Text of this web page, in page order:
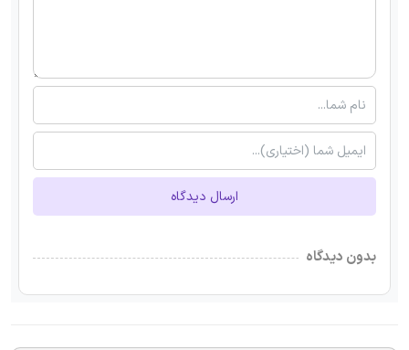
ارسال دیدگاه
بدون دیدگاه